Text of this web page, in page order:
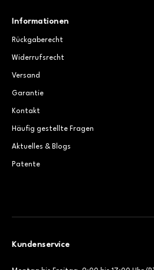
Informationen
Rückgaberecht
Widerrufsrecht
Versand
Garantie
Kontakt
Häufig gestellte Fragen
Aktuelles & Blogs
Patente
Kundenservice